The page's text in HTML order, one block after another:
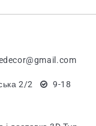
2/2 9-18